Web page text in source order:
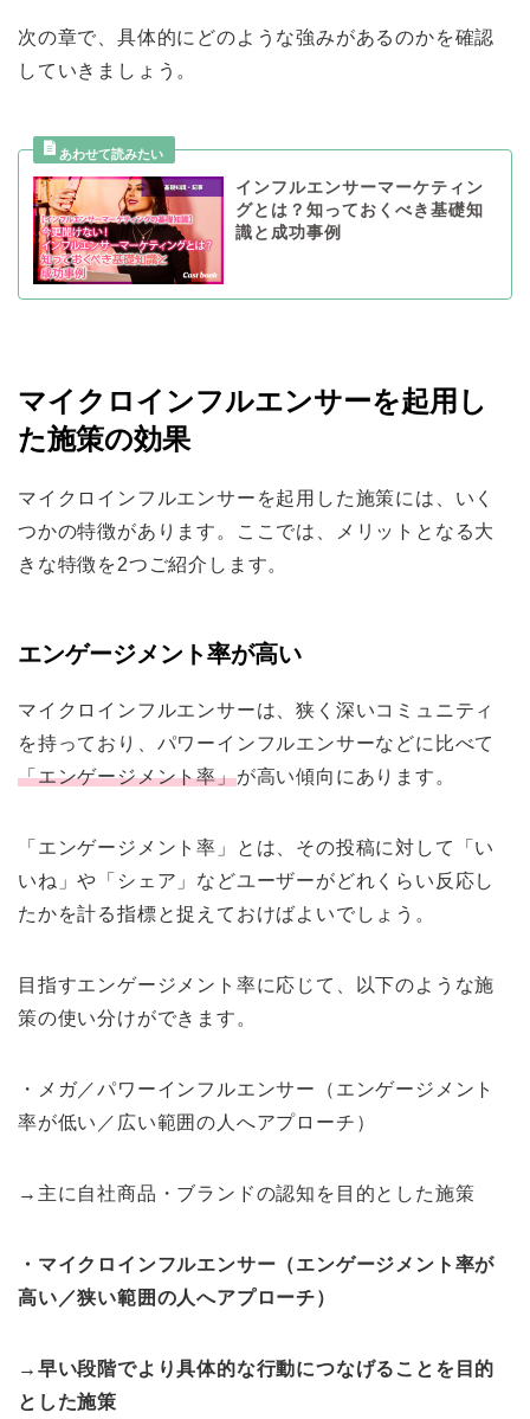
次の章で、具体的にどのような強みがあるのかを確認
していきましょう。
インフルエンサーマーケティン
グとは？知っておくべき基礎知
識と成功事例
マイクロインフルエンサーを起用し
た施策の効果
マイクロインフルエンサーを起用した施策には、いく
つかの特徴があります。ここでは、メリットとなる大
きな特徴を2つご紹介します。
エンゲージメント率が高い
マイクロインフルエンサーは、狭く深いコミュニティ
を持っており、パワーインフルエンサーなどに比べて
「エンゲージメント率」が高い傾向にあります。
「エンゲージメント率」とは、その投稿に対して「い
いね」や「シェア」などユーザーがどれくらい反応し
たかを計る指標と捉えておけばよいでしょう。
目指すエンゲージメント率に応じて、以下のような施
策の使い分けができます。
・メガ／パワーインフルエンサー（エンゲージメント
率が低い／広い範囲の人へアプローチ）
→主に自社商品・ブランドの認知を目的とした施策
・マイクロインフルエンサー（エンゲージメント率が
高い／狭い範囲の人へアプローチ）
→早い段階でより具体的な行動につなげることを目的
とした施策